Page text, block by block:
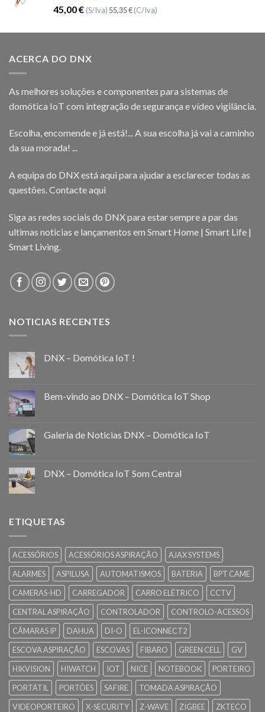
Avaliação
5.00
de 5
45,00€ (S/Iva)55,35€(C/Iva)
ACERCA DO DNX
As melhores soluções e componentes para sistemas de
domótica IoT com integração de segurança e vídeo vigilância.
Escolha, encomende e já está!... A sua escolha já vai a caminho
da sua morada! ...
A equipa do DNX está aqui para ajudar a esclarecer todas as
questões.Contacte aqui
Siga as redes sociais do DNX para estar sempre a par das
ultimas noticias e lançamentos em Smart Home | Smart Life |
Smart Living.
NOTICIAS RECENTES
DNX – Domótica IoT !
Bem-vindo ao DNX – Domótica IoT Shop
Galeria de Noticias DNX – Domótica IoT
DNX – Domótica IoT Som Central
ETIQUETAS
ACESSÓRIOS ACESSÓRIOS ASPIRAÇÃO
AJAX SYSTEMS
ALARMES
ASPILUSA AUTOMATISMOS BATERIA
BPT CAME
CAMERAS-HD
CARREGADOR CARRO ELÉTRICO
CCTV
CENTRAL ASPIRAÇÃO
CONTROLADOR
CONTROLO-ACESSOS
CÂMARAS IP
DAHUA DI-O
EL-ICONNECT2
ESCOVA ASPIRAÇÃO
ESCOVAS FIBARO GREEN CELL
GV
HIKVISION
HIWATCH IOT NICE NOTEBOOK
PORTEIRO
PORTÁTIL
PORTÕES SAFIRE
TOMADA ASPIRAÇÃO
VIDEOPORTEIRO
X-SECURITY Z-WAVE ZIGBEE
ZKTECO